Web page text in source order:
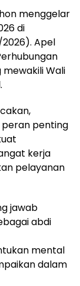
menggelar
di
Apel
mewakili Wali
penting
kerja
pelayanan
jawab
abdi
mental
dalam